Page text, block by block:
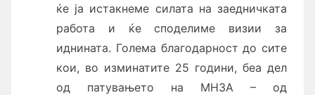
ќе ја истакнеме силата на заедничката
работа и ќе споделиме визии за
иднината. Голема благодарност до сите
кои, во изминатите 25 години, беа дел
од патувањето на МНЗА – од